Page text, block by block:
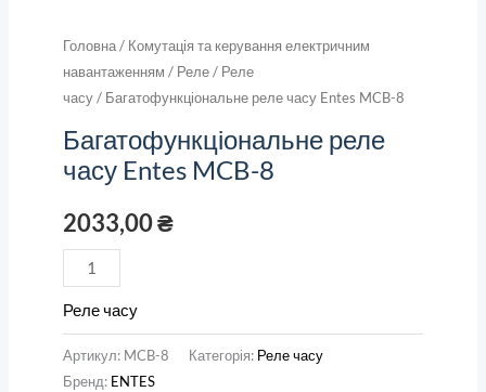
Головна/ Комутація та керування електричним
навантаженням / Реле/ Реле
часу/ Багатофункціональне реле часу Entes MCB-8
Багатофункціональне реле
часу Entes MCB-8
2033,00₴
Реле часу
Артикул: MCB-8 Категорія: Реле часу
Бренд: ENTES